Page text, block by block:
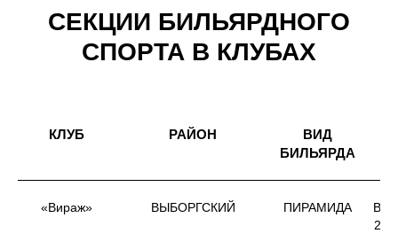
СЕКЦИИ БИЛЬЯРДНОГО
СПОРТА В КЛУБАХ
КЛУБ РАЙОН
ВИД
БИЛЬЯРДА
«Вираж» ВЫБОРГСКИЙ ПИРАМИДА
22,